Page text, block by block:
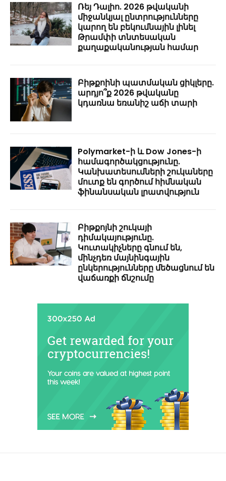
Ռեյ Դալիո. 2026 թվականի
միջանկյալ ընտրությունները
կարող են բեկումնային լինել
Թրամփի տնտեսական
քաղաքականության համար
Բիթքոինի պատմական ցիկլերը.
արդյո՞ք 2026 թվականը
կդառնա եռանիշ աճի տարի
Polymarket-ի և Dow Jones-ի
համագործակցությունը.
Կանխատեսումների շուկաները
մուտք են գործում հիմնական
ֆինանսական լրատվություն
Բիթքոյնի շուկայի
դիմակայությունը.
Կուտակիչները գնում են,
մինչդեռ մայնինգային
ընկերությունները մեծացնում են
վաճառքի ճնշումը